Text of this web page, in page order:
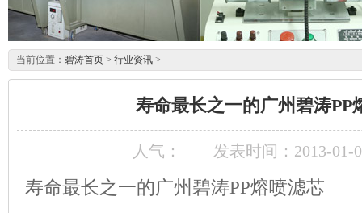
当前位置： 碧涛首页 > 行业资讯 >
寿命最长之一的广州碧涛PP
人气： 发表时间：2013-01-
寿命最长之一的广州碧涛PP熔喷滤芯